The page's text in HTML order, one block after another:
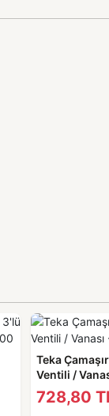
Teka
Ventili /
2005680400
728,80